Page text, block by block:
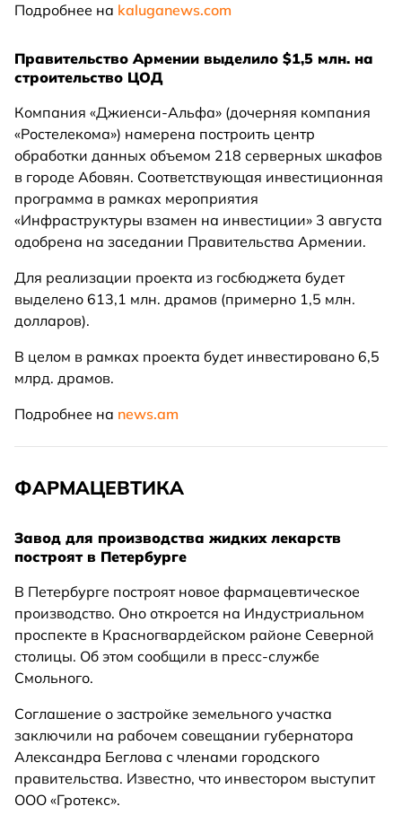
Подробнее на kaluganews.com
Правительство Армении выделило $1,5 млн. на
строительство ЦОД
Компания «Джиенси-Альфа» (дочерняя компания
«Ростелекома») намерена построить центр
обработки данных объемом 218 серверных шкафов
в городе Абовян. Соответствующая инвестиционная
программа в рамках мероприятия
«Инфраструктуры взамен на инвестиции» 3 августа
одобрена на заседании Правительства Армении.
Для реализации проекта из госбюджета будет
выделено 613,1 млн. драмов (примерно 1,5 млн.
долларов).
В целом в рамках проекта будет инвестировано 6,5
млрд. драмов.
Подробнее на news.am
ФАРМАЦЕВТИКА
Завод для производства жидких лекарств
построят в Петербурге
В Петербурге построят новое фармацевтическое
производство. Оно откроется на Индустриальном
проспекте в Красногвардейском районе Северной
столицы. Об этом сообщили в пресс-службе
Смольного.
Соглашение о застройке земельного участка
заключили на рабочем совещании губернатора
Александра Беглова с членами городского
правительства. Известно, что инвестором выступит
ООО «Гротекс».